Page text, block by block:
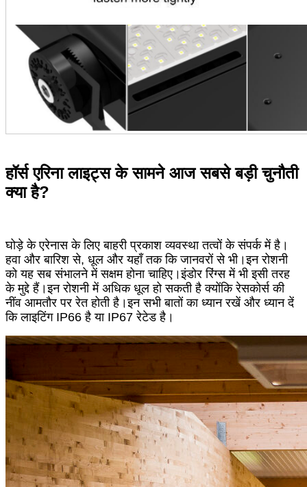
हॉर्स एरिना लाइट्स के सामने आज सबसे बड़ी चुनौती
क्या है?
घोड़े के एरेनास के लिए बाहरी प्रकाश व्यवस्था तत्वों के संपर्क में है।
हवा और बारिश से, धूल और यहाँ तक कि जानवरों से भी।इन रोशनी
को यह सब संभालने में सक्षम होना चाहिए।इंडोर रिंग्स में भी इसी तरह
के मुद्दे हैं।इन रोशनी में अधिक धूल हो सकती है क्योंकि रेसकोर्स की
नींव आमतौर पर रेत होती है।इन सभी बातों का ध्यान रखें और ध्यान दें
कि लाइटिंग IP66 है या IP67 रेटेड है।